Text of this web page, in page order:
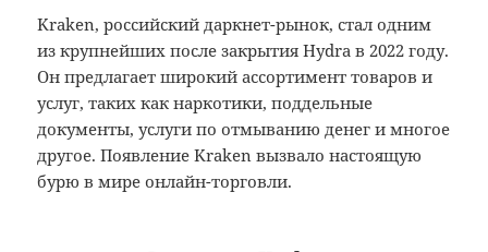
Kraken, российский даркнет-рынок, стал одним
из крупнейших после закрытия Hydra в 2022 году.
Он предлагает широкий ассортимент товаров и
услуг, таких как наркотики, поддельные
документы, услуги по отмыванию денег и многое
другое. Появление Kraken вызвало настоящую
бурю в мире онлайн-торговли.